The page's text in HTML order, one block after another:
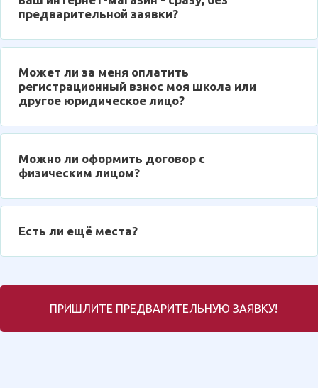
предварительной заявки?
Может ли за меня оплатить
регистрационный взнос моя школа или
другое юридическое лицо?
Можно ли оформить договор с
физическим лицом?
Есть ли ещё места?
ПРИШЛИТЕ ПРЕДВАРИТЕЛЬНУЮ ЗАЯВКУ!